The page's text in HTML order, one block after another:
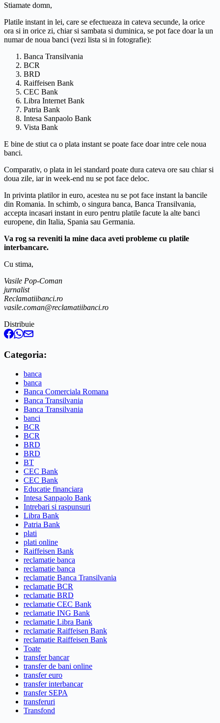
Stiamate domn,
Platile instant in lei, care se efectueaza in cateva secunde, la orice
ora si in orice zi, chiar si sambata si duminica, se pot face doar la un
numar de noua banci (vezi lista si in fotografie):
Banca Transilvania
BCR
BRD
Raiffeisen Bank
CEC Bank
Libra Internet Bank
Patria Bank
Intesa Sanpaolo Bank
Vista Bank
E bine de stiut ca o plata instant se poate face doar intre cele noua
banci.
Comparativ, o plata in lei standard poate dura cateva ore sau chiar si
doua zile, iar in week-end nu se pot face deloc.
In privinta platilor in euro, acestea nu se pot face instant la bancile
din Romania. In schimb, o singura banca, Banca Transilvania,
accepta incasari instant in euro pentru platile facute la alte banci
europene, din Italia, Spania sau Germania.
Va rog sa reveniti la mine daca aveti probleme cu platile
interbancare.
Cu stima,
Vasile Pop-Coman
jurnalist
Reclamatiibanci.ro
vasile.coman@reclamatiibanci.ro
Distribuie
Categoria:
banca
banca
Banca Comerciala Romana
Banca Transilvania
Banca Transilvania
banci
BCR
BCR
BRD
BRD
BT
CEC Bank
CEC Bank
Educatie financiara
Intesa Sanpaolo Bank
Intrebari si raspunsuri
Libra Bank
Patria Bank
plati
plati online
Raiffeisen Bank
reclamatie banca
reclamatie banca
reclamatie Banca Transilvania
reclamatie BCR
reclamatie BRD
reclamatie CEC Bank
reclamatie ING Bank
reclamatie Libra Bank
reclamatie Raiffeisen Bank
reclamatie Raiffeisen Bank
Toate
transfer bancar
transfer de bani online
transfer euro
transfer interbancar
transfer SEPA
transferuri
Transfond